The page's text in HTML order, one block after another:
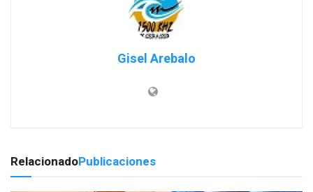
Gisel Arebalo
RelacionadoPublicaciones